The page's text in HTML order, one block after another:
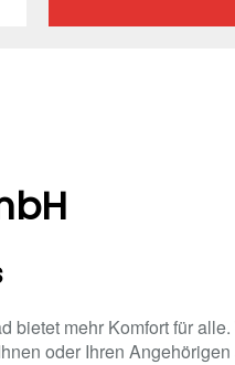
bietet mehr Komfort für alle.
oder Ihren